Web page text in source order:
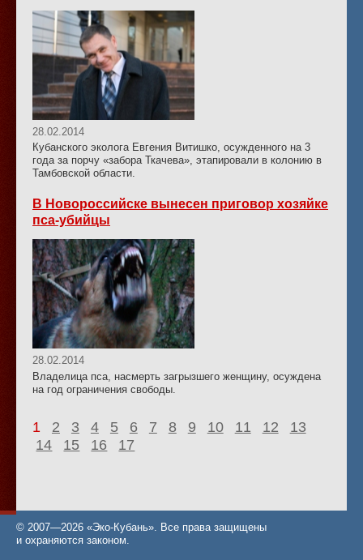
28.02.2014
Кубанского эколога Евгения Витишко, осужденного на 3
года за порчу «забора Ткачева», этапировали в колонию в
Тамбовской области.
В Новороссийске вынесен приговор хозяйке
пса-убийцы
28.02.2014
Владелица пса, насмерть загрызшего женщину, осуждена
на год ограничения свободы.
1 2 3 4 5 6 7 8 9 10 11 12
13
14
15 16 17
© 2007—2026 «Эко-Кубань». Все права защищены
и охраняются законом.